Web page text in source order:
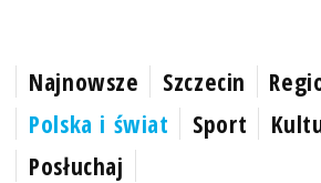
Najnowsze Szczecin
Polska i świat
Sport
Posłuchaj